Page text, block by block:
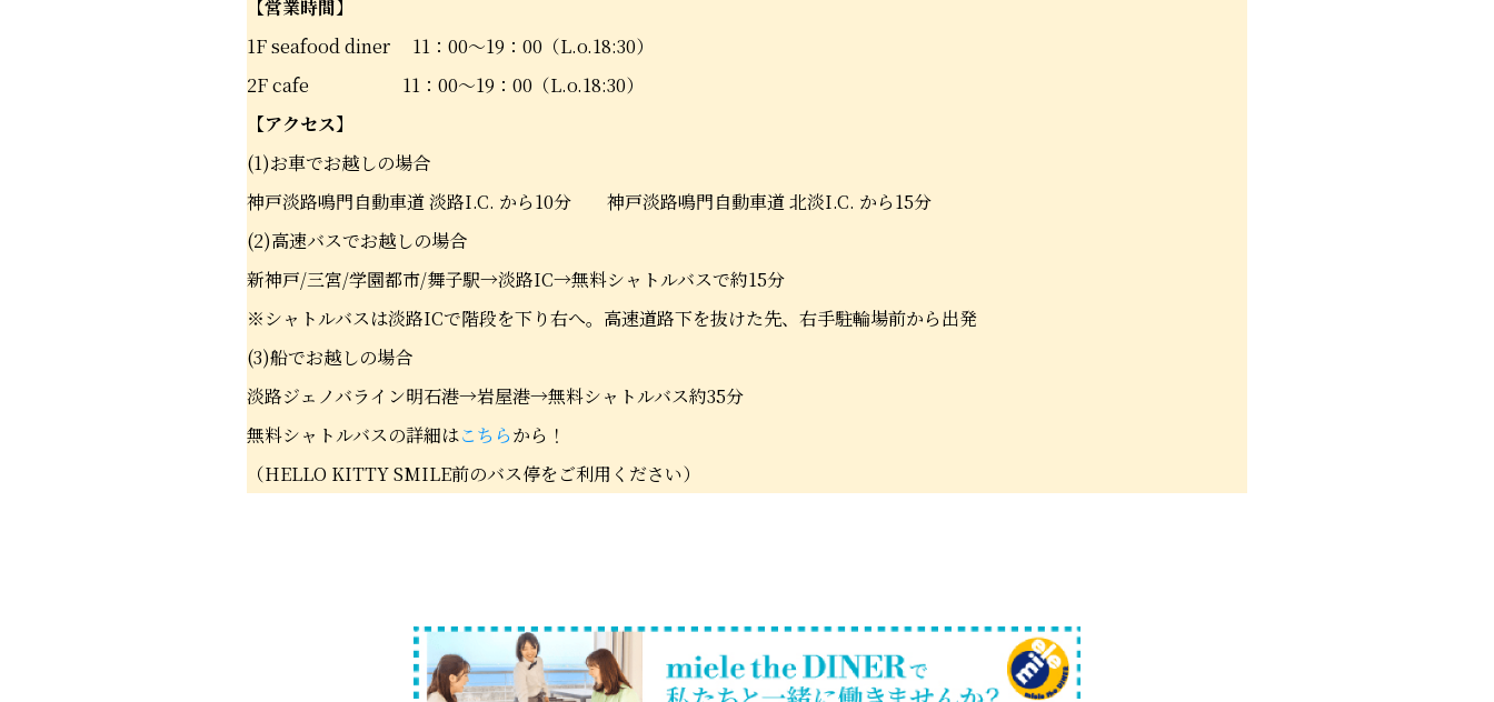
【営業時間】
1F seafood diner 11：00～19：00（L.o.18:30）
2F cafe 11：00～19：00（L.o.18:30）
【アクセス】
(1)お車でお越しの場合
神戸淡路鳴門自動車道 淡路I.C. から10分 神戸淡路鳴門自動車道 北淡I.C. から15分
(2)高速バスでお越しの場合
新神戸/三宮/学園都市/舞子駅→淡路IC→無料シャトルバスで約15分
※シャトルバスは淡路ICで階段を下り右へ。高速道路下を抜けた先、右手駐輪場前から出発
(3)船でお越しの場合
淡路ジェノバライン明石港→岩屋港→無料シャトルバス約35分
無料シャトルバスの詳細はこちらから！
（HELLO KITTY SMILE前のバス停をご利用ください）